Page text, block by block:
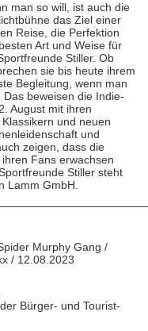
man so will, ist auch die
das Ziel einer
Reise, die Perfektion
Art und Weise für
Stiller. Ob
sie bis heute ihrem
Begleitung, wenn man
beweisen die Indie-
August mit ihren
und neuen
und
zeigen, dass die
Fans erwachsen
Stiller steht
Lamm GmbH.
Murphy Gang /
/ 12.08.2023
Bürger- und Tourist-